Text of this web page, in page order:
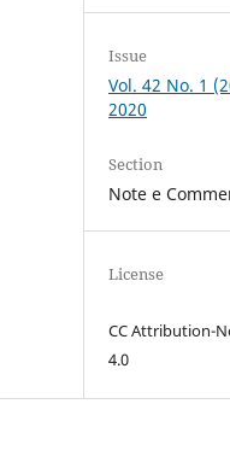
Issue
Vol. 42 No. 1
2020
Section
Note e
License
CC Attribution-
4.0